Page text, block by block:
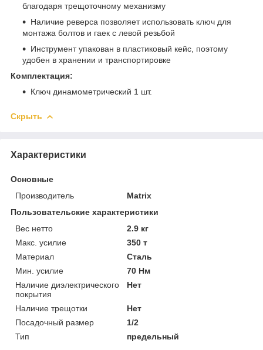
благодаря трещоточному механизму
Наличие реверса позволяет использовать ключ для
монтажа болтов и гаек с левой резьбой
Инструмент упакован в пластиковый кейс, поэтому
удобен в хранении и транспортировке
Комплектация:
Ключ динамометрический 1 шт.
Скрыть
Характеристики
Основные
Производитель
Matrix
Пользовательские характеристики
Вес нетто
2.9 кг
Макс. усилие
350 т
Материал
Сталь
Мин. усилие
70 Нм
Наличие диэлектрического
покрытия
Нет
Наличие трещотки
Нет
Посадочный размер
1/2
Тип
предельный